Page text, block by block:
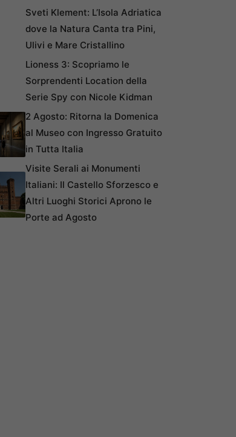
Sveti Klement: L’Isola Adriatica
dove la Natura Canta tra Pini,
Ulivi e Mare Cristallino
Lioness 3: Scopriamo le
Sorprendenti Location della
Serie Spy con Nicole Kidman
2 Agosto: Ritorna la Domenica
al Museo con Ingresso Gratuito
in Tutta Italia
Visite Serali ai Monumenti
Italiani: Il Castello Sforzesco e
Altri Luoghi Storici Aprono le
Porte ad Agosto